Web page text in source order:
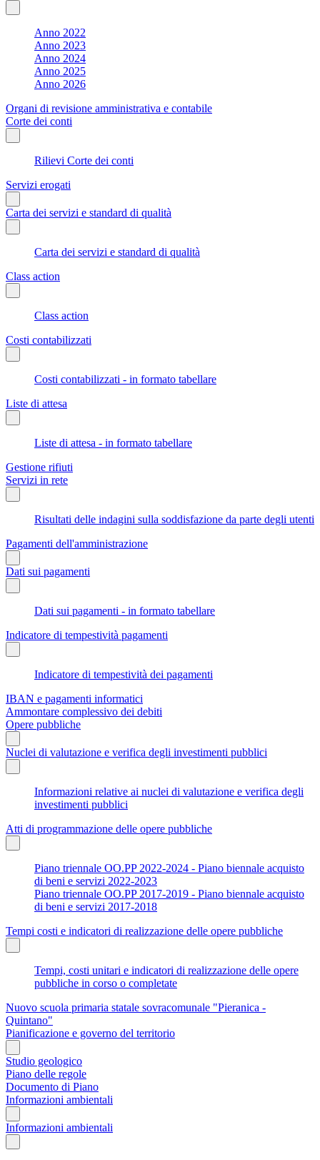
Anno 2022
Anno 2023
Anno 2024
Anno 2025
Anno 2026
Organi di revisione amministrativa e contabile
Corte dei conti
Rilievi Corte dei conti
Servizi erogati
Carta dei servizi e standard di qualità
Carta dei servizi e standard di qualità
Class action
Class action
Costi contabilizzati
Costi contabilizzati - in formato tabellare
Liste di attesa
Liste di attesa - in formato tabellare
Gestione rifiuti
Servizi in rete
Risultati delle indagini sulla soddisfazione da parte degli utenti
Pagamenti dell'amministrazione
Dati sui pagamenti
Dati sui pagamenti - in formato tabellare
Indicatore di tempestività pagamenti
Indicatore di tempestività dei pagamenti
IBAN e pagamenti informatici
Ammontare complessivo dei debiti
Opere pubbliche
Nuclei di valutazione e verifica degli investimenti pubblici
Informazioni relative ai nuclei di valutazione e verifica degli
investimenti pubblici
Atti di programmazione delle opere pubbliche
Piano triennale OO.PP 2022-2024 - Piano biennale acquisto
di beni e servizi 2022-2023
Piano triennale OO.PP 2017-2019 - Piano biennale acquisto
di beni e servizi 2017-2018
Tempi costi e indicatori di realizzazione delle opere pubbliche
Tempi, costi unitari e indicatori di realizzazione delle opere
pubbliche in corso o completate
Nuovo scuola primaria statale sovracomunale "Pieranica -
Quintano"
Pianificazione e governo del territorio
Studio geologico
Piano delle regole
Documento di Piano
Informazioni ambientali
Informazioni ambientali